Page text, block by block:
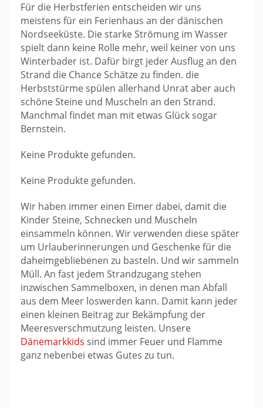
Für die Herbstferien entscheiden wir uns
meistens für ein Ferienhaus an der dänischen
Nordseeküste. Die starke Strömung im Wasser
spielt dann keine Rolle mehr, weil keiner von uns
Winterbader ist. Dafür birgt jeder Ausflug an den
Strand die Chance Schätze zu finden. die
Herbststürme spülen allerhand Unrat aber auch
schöne Steine und Muscheln an den Strand.
Manchmal findet man mit etwas Glück sogar
Bernstein.
Keine Produkte gefunden.
Keine Produkte gefunden.
Wir haben immer einen Eimer dabei, damit die
Kinder Steine, Schnecken und Muscheln
einsammeln können. Wir verwenden diese später
um Urlauberinnerungen und Geschenke für die
daheimgebliebenen zu basteln. Und wir sammeln
Müll. An fast jedem Strandzugang stehen
inzwischen Sammelboxen, in denen man Abfall
aus dem Meer loswerden kann. Damit kann jeder
einen kleinen Beitrag zur Bekämpfung der
Meeresverschmutzung leisten. Unsere
Dänemarkkids sind immer Feuer und Flamme
ganz nebenbei etwas Gutes zu tun.